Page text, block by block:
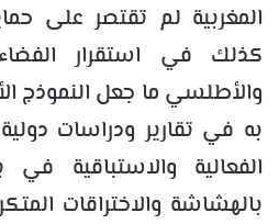
المغربية لم تقتصر على
كذلك في استقرار الفضاء
والأطلسي ما جعل النموذج
به في تقارير ودراسات دولية
الفعالية والاستباقية
بالهشاشة والاختراقات